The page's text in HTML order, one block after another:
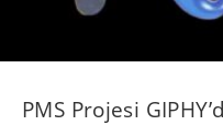
PMS Projesi